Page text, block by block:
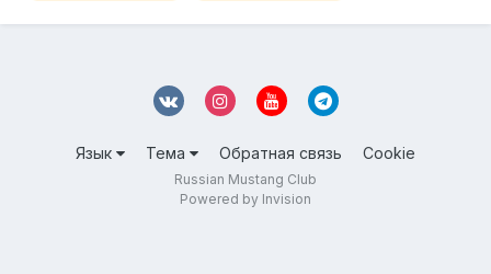
Язык Тема Обратная связь Cookie
Russian Mustang Club
Powered by Invision